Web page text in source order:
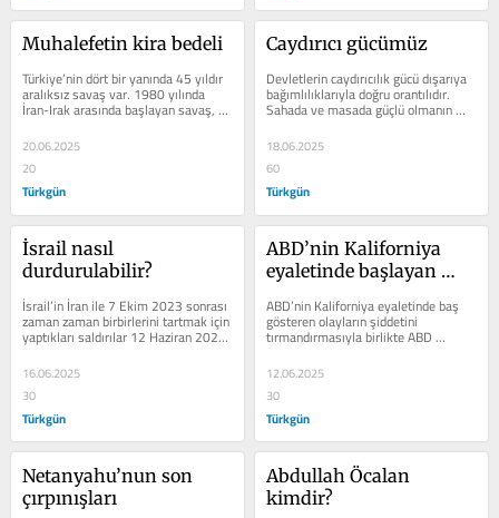
Muhalefetin kira bedeli
Türkiye’nin dört bir yanında 45 yıldır
aralıksız savaş var. 1980 yılında
İran-Irak arasında başlayan savaş,
20.06.2025
20
Türkgün
Caydırıcı gücümüz
Devletlerin caydırıcılık gücü dışarıya
bağımlılıklarıyla doğru orantılıdır.
Sahada ve masada güçlü olmanın
yegâne yolu kendi...
18.06.2025
60
Türkgün
İsrail nasıl
durdurulabilir?
İsrail’in İran ile 7 Ekim 2023 sonrası
zaman zaman birbirlerini tartmak için
yaptıkları saldırılar 12 Haziran 2025
tarihi itibariyle...
16.06.2025
30
Türkgün
ABD’nin Kaliforniya
eyaletinde başlayan
yayıldı
ABD’nin Kaliforniya eyaletinde baş
gösteren olayların şiddetini
tırmandırmasıyla birlikte ABD
Başkanı Trump’ın talimatıyla
güvenlik...
12.06.2025
30
Türkgün
Netanyahu’nun son
çırpınışları
Abdullah Öcalan
kimdir?